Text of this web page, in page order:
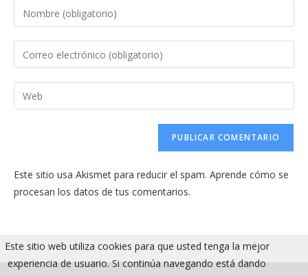
Introduce
tu
nombre
de
usuario
Introduce
tu
dirección
de
comentar
Introduce
la
web
(opcional)
Este sitio usa Akismet para reducir el spam. Aprende cómo se
procesan los datos de tus comentarios.
Este sitio web utiliza cookies para que usted tenga la mejor
experiencia de usuario. Si continúa navegando está dando